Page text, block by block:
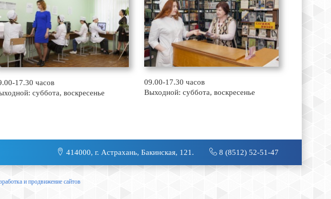
17.30 часов
суббота, воскресенье
09.00-17.30 часов
Выходной: суббота, воскресенье
414000, г. Астрахань, Бакинская, 121. 8 (8512) 52-51-47
и продвижение сайтов